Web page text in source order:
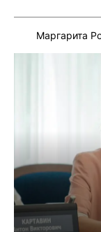
Маргарита